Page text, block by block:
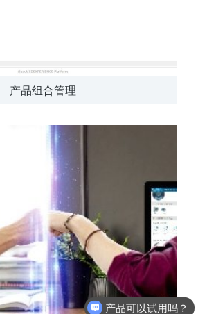
产品组合管理
产品可以试用吗？